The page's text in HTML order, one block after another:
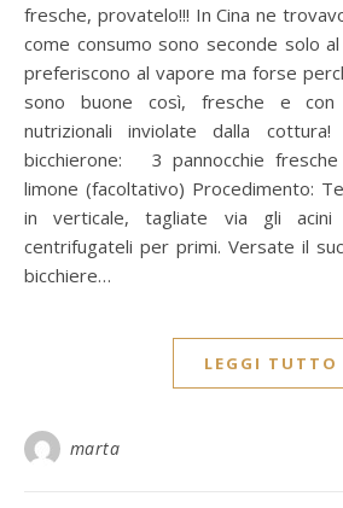
fresche, provatelo!!! In Cina ne
come consumo sono seconde solo
preferiscono al vapore ma forse
sono buone così, fresche e
nutrizionali inviolate dalla
bicchierone: 3 pannocchie
limone (facoltativo) Procedimento:
in verticale, tagliate via gli
centrifugateli per primi. Versate il
bicchiere…
LEGGI TUTTO
marta